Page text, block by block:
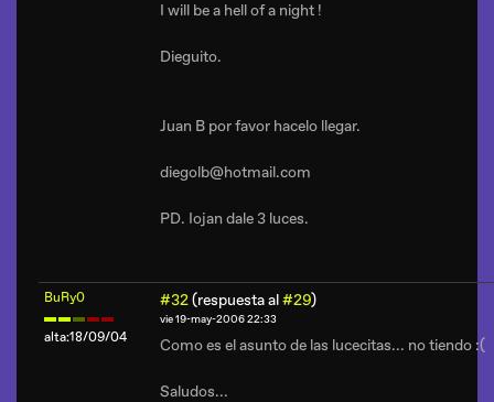
I will be a hell of a night !
Dieguito.
Juan B por favor hacelo llegar.
diegolb@hotmail.com
PD. Iojan dale 3 luces.
BuRy0
alta:18/09/04
#32(respuesta al#29)
vie 19-may-2006 22:33
Como es el asunto de las lucecitas... no tiendo :(
Saludos...